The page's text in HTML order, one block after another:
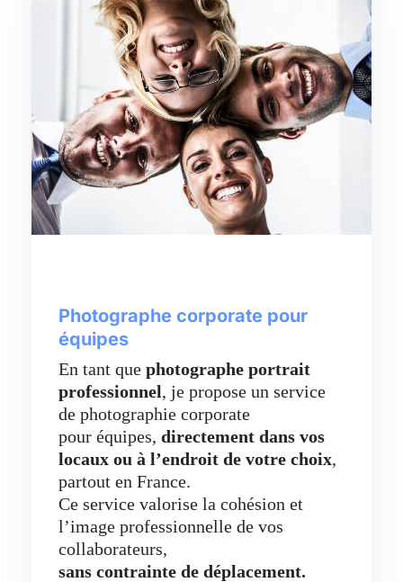
Photographe corporate pour
équipes
En tant que photographe portrait
professionnel, je propose un service
de photographie corporate
pour équipes, directement dans vos
locaux ou à l’endroit de votre choix,
partout en France.
Ce service valorise la cohésion et
l’image professionnelle de vos
collaborateurs,
sans contrainte de déplacement.